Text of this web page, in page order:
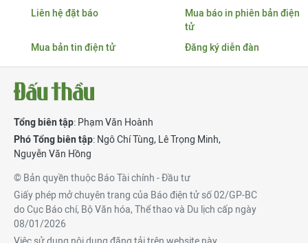
Liên hệ đặt báo
Mua báo in phiên bản điện
tử
Mua bản tin điện tử
Đăng ký diễn đàn
Tổng biên tập: Phạm Văn Hoành
Phó Tổng biên tập: Ngô Chí Tùng, Lê Trọng Minh,
Nguyễn Văn Hồng
© Bản quyền thuộc Báo Tài chính - Đầu tư
Giấy phép mở chuyên trang của Báo điện tử số 02/GP-BC
do Cục Báo chí, Bộ Văn hóa, Thể thao và Du lịch cấp ngày
08/01/2026